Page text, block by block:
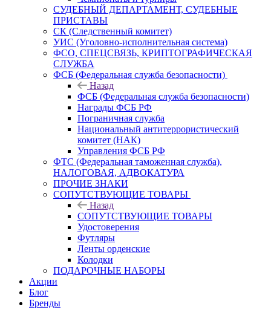
СУДЕБНЫЙ ДЕПАРТАМЕНТ, СУДЕБНЫЕ
ПРИСТАВЫ
СК (Следственный комитет)
УИС (Уголовно-исполнительная система)
ФСО, СПЕЦСВЯЗЬ, КРИПТОГРАФИЧЕСКАЯ
СЛУЖБА
ФСБ (Федеральная служба безопасности)
Назад
ФСБ (Федеральная служба безопасности)
Награды ФСБ РФ
Пограничная служба
Национальный антитеррористический
комитет (НАК)
Управления ФСБ РФ
ФТС (Федеральная таможенная служба),
НАЛОГОВАЯ, АДВОКАТУРА
ПРОЧИЕ ЗНАКИ
СОПУТСТВУЮЩИЕ ТОВАРЫ
Назад
СОПУТСТВУЮЩИЕ ТОВАРЫ
Удостоверения
Футляры
Ленты орденские
Колодки
ПОДАРОЧНЫЕ НАБОРЫ
Акции
Блог
Бренды